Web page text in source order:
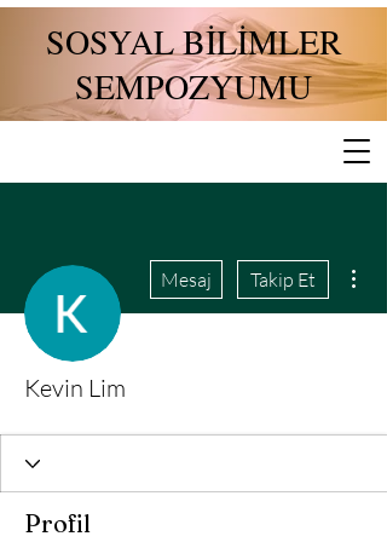
SOSYAL BİLİMLER
SEMPOZYUMU
Mesaj Takip Et
Kevin Lim
Profil